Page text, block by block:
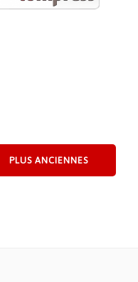
PLUS ANCIENNES